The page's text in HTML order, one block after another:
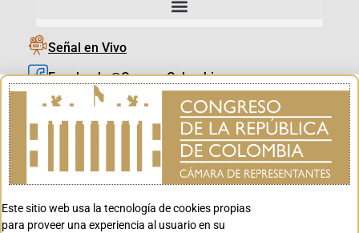
Señal en Vivo
Facebook_@CamaraColombia
Instagram_@CamaraColombia
X_@CamaraColombia
Youtube_@CamaraColombia
Youtube_@CanalCongreso
Este sitio web usa la tecnología de cookies propias
para proveer una experiencia al usuario en su